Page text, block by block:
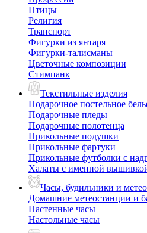
Птицы
Религия
Транспорт
Фигурки из янтаря
Фигурки-талисманы
Цветочные композиции
Стимпанк
Текстильные изделия
Подарочное постельное
Подарочные пледы
Подарочные полотенца
Прикольные подушки
Прикольные фартуки
Прикольные футболки с
Халаты с именной
Часы, будильники и
Домашние метеостанции и
Настенные часы
Настольные часы